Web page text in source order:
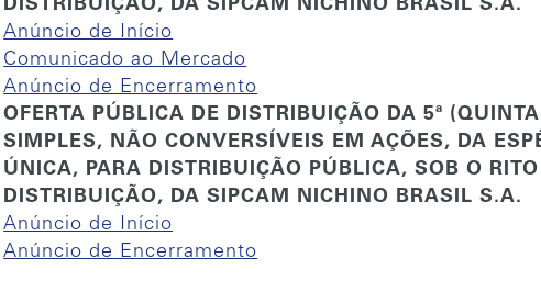
DISTRIBUIÇÃO, DA SIPCAM NICHINO BRASIL S.A.
Anúncio de Início
Comunicado ao Mercado
Anúncio de Encerramento
OFERTA PÚBLICA DE DISTRIBUIÇÃO DA 5ª
SIMPLES, NÃO CONVERSÍVEIS EM AÇÕES, DA
ÚNICA, PARA DISTRIBUIÇÃO PÚBLICA, SOB O
DISTRIBUIÇÃO, DA SIPCAM NICHINO BRASIL S.A.
Anúncio de Início
Anúncio de Encerramento